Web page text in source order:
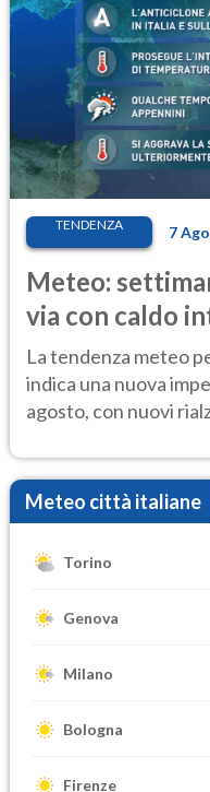
TENDENZA 7
Meteo:
via con caldo
temporale
La tendenza meteo
indica una nuova
agosto, con nuovi
Meteo città italiane
Torino
Genova
Milano
Bologna
Firenze